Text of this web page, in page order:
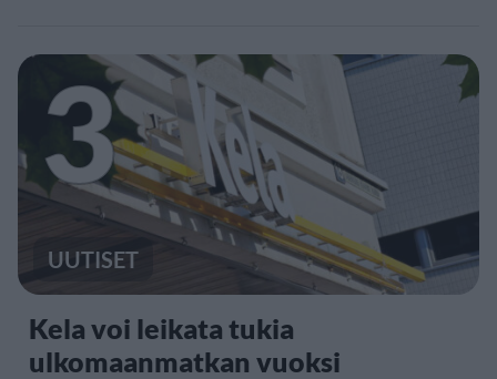
3
UUTISET
Kela voi leikata tukia
ulkomaanmatkan vuoksi